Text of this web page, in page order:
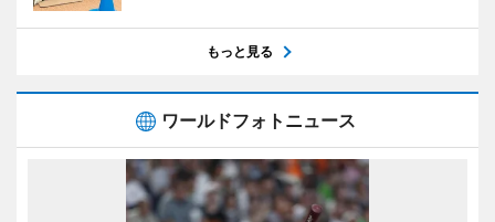
もっと見る
ワールドフォトニュース